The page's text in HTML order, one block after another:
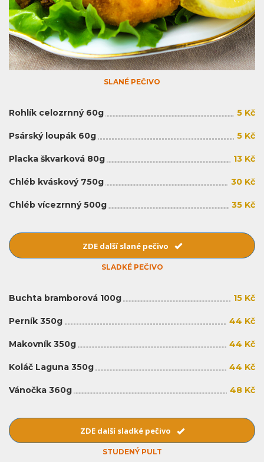
SLANÉ PEČIVO
Rohlík celozrnný 60g 5 Kč
Psárský loupák 60g 5 Kč
Placka škvarková 80g 13 Kč
Chléb kváskový 750g 30 Kč
Chléb vícezrnný 500g 35 Kč
ZDE další slané pečivo
SLADKÉ PEČIVO
Buchta bramborová 100g 15 Kč
Perník 350g 44 Kč
Makovník 350g 44 Kč
Koláč Laguna 350g 44 Kč
Vánočka 360g 48 Kč
ZDE další sladké pečivo
STUDENÝ PULT